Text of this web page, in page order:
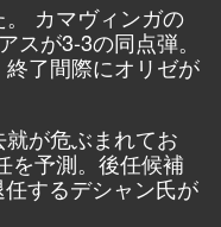
カマヴィンガの
スが3-3の同点弾。
了間際にオリゼが
が危ぶまれてお
を予測。後任候補
するデシャン氏が